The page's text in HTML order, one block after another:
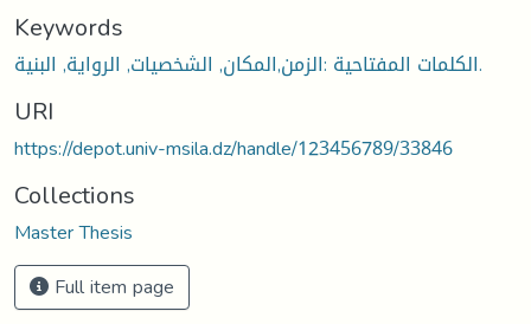
Keywords
الكلمات المفتاحية :الزمن,المكان, الشخصيات, الرواية, البنية.
URI
https://depot.univ-msila.dz/handle/123456789/33846
Collections
Master Thesis
Full item page